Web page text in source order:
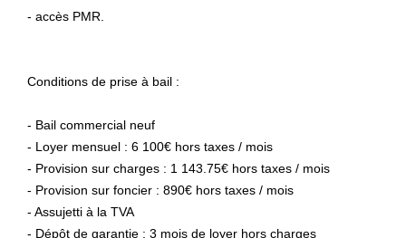
- accès PMR.
Conditions de prise à bail :
- Bail commercial neuf
- Loyer mensuel : 6 100€ hors taxes / mois
- Provision sur charges : 1 143.75€ hors taxes / mois
- Provision sur foncier : 890€ hors taxes / mois
- Assujetti à la TVA
- Dépôt de garantie : 3 mois de loyer hors charges